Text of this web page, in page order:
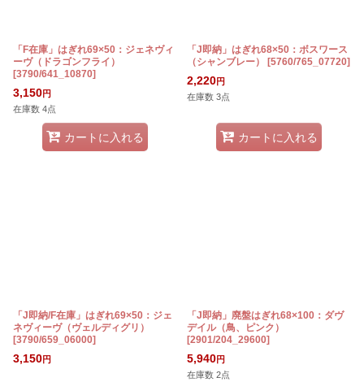
「F在庫」はぎれ69×50：ジェネヴィ
ーヴ（ドラゴンフライ）
[3790/641_10870]
3,150円
在庫数 4点
カートに入れる
「J即納」はぎれ68×50：ボスワース
（シャンブレー）
[5760/765_07720]
2,220円
在庫数 3点
カートに入れる
「J即納/F在庫」はぎれ69×50：ジェ
ネヴィーヴ（ヴェルディグリ）
[3790/659_06000]
3,150円
「J即納」廃盤はぎれ68×100：ダヴ
デイル（鳥、ピンク）
[2901/204_29600]
5,940円
在庫数 2点